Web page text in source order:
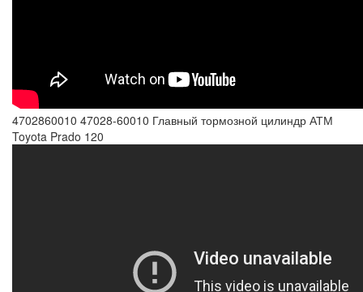
4702860010 47028-60010 Главный тормозной цилиндр АТМ
Toyota Prado 120